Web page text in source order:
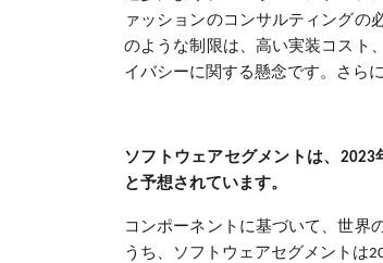
ァッションのコンサルティングの
のような制限は、高い実装コスト
イバシーに関する懸念です。さら
ソフトウェアセグメントは、
と予想されています。
コンポーネントに基づいて、世界
うち、ソフトウェアセグメントは